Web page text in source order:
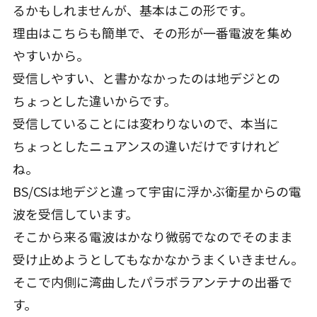
るかもしれませんが、基本はこの形です。
理由はこちらも簡単で、その形が一番電波を集め
やすいから。
受信しやすい、と書かなかったのは地デジとの
ちょっとした違いからです。
受信していることには変わりないので、本当に
ちょっとしたニュアンスの違いだけですけれど
ね。
BS/CSは地デジと違って宇宙に浮かぶ衛星からの電
波を受信しています。
そこから来る電波はかなり微弱でなのでそのまま
受け止めようとしてもなかなかうまくいきません。
そこで内側に湾曲したパラボラアンテナの出番で
す。